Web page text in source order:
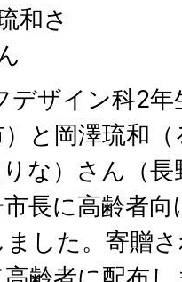
和さ
デザイン科2
と岡澤琉和
な）さん（
長に高齢者
ました。寄贈